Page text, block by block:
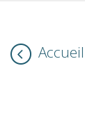
Accueil